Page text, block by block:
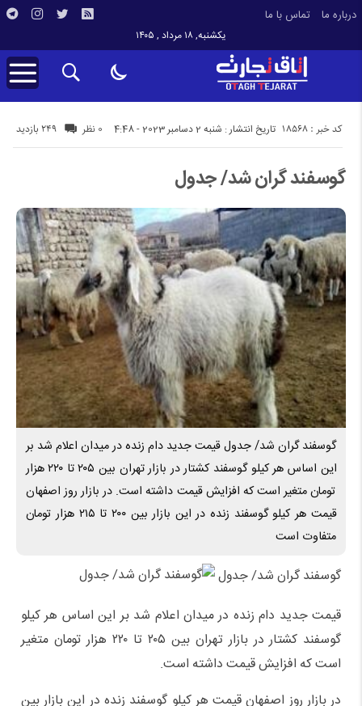
درباره ما تماس با ما
یکشنبه, ۱۸ مرداد , ۱۴۰۵
تاریخ انتشار : شنبه 2 دسامبر 2023 - 4:48 249 بازدید کد خبر : 18568 0 نظر
گوسفند گران شد/ جدول
گوسفند گران شد/ جدول قیمت جدید دام زنده در میدان اعلام شد بر
این اساس هر کیلو گوسفند کشتار در بازار تهران بین ۲۰۵ تا ۲۲۰ هزار
تومان متغیر است که افزایش قیمت داشته است. در بازار روز اصفهان
قیمت هر کیلو گوسفند زنده در این بازار بین ۲۰۰ تا ۲۱۵ هزار تومان
متفاوت است
گوسفند گران شد/ جدول
قیمت جدید دام زنده در میدان اعلام شد بر این اساس هر کیلو
گوسفند کشتار در بازار تهران بین ۲۰۵ تا ۲۲۰ هزار تومان متغیر
است که افزایش قیمت داشته است.
در بازار روز اصفهان قیمت هر کیلو گوسفند زنده در این بازار بین